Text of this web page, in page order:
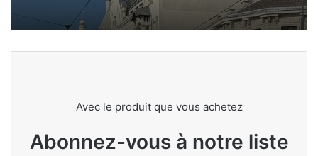
Avec le produit que vous achetez
Abonnez-vous à notre liste